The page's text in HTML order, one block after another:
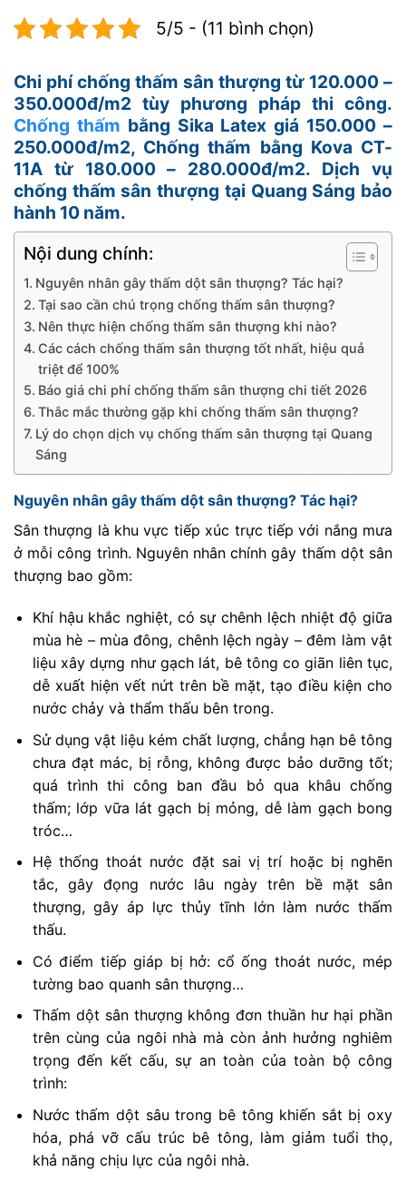
5/5 - (11 bình chọn)
Chi phí chống thấm sân thượng từ 120.000 –
350.000đ/m2 tùy phương pháp thi công.
Chống thấm bằng Sika Latex giá 150.000 –
250.000đ/m2, Chống thấm bằng Kova CT-
11A từ 180.000 – 280.000đ/m2. Dịch vụ
chống thấm sân thượng tại Quang Sáng bảo
hành 10 năm.
Nội dung chính:
Nguyên nhân gây thấm dột sân thượng? Tác hại?
Tại sao cần chú trọng chống thấm sân thượng?
Nên thực hiện chống thấm sân thượng khi nào?
Các cách chống thấm sân thượng tốt nhất, hiệu quả
triệt để 100%
Báo giá chi phí chống thấm sân thượng chi tiết 2026
Thắc mắc thường gặp khi chống thấm sân thượng?
Lý do chọn dịch vụ chống thấm sân thượng tại Quang
Sáng
Nguyên nhân gây thấm dột sân thượng? Tác hại?
Sân thượng là khu vực tiếp xúc trực tiếp với nắng mưa
ở mỗi công trình. Nguyên nhân chính gây thấm dột sân
thượng bao gồm:
Khí hậu khắc nghiệt, có sự chênh lệch nhiệt độ giữa
mùa hè – mùa đông, chênh lệch ngày – đêm làm vật
liệu xây dựng như gạch lát, bê tông co giãn liên tục,
dễ xuất hiện vết nứt trên bề mặt, tạo điều kiện cho
nước chảy và thẩm thấu bên trong.
Sử dụng vật liệu kém chất lượng, chẳng hạn bê tông
chưa đạt mác, bị rỗng, không được bảo dưỡng tốt;
quá trình thi công ban đầu bỏ qua khâu chống
thấm; lớp vữa lát gạch bị mỏng, dễ làm gạch bong
tróc…
Hệ thống thoát nước đặt sai vị trí hoặc bị nghẽn
tắc, gây đọng nước lâu ngày trên bề mặt sân
thượng, gây áp lực thủy tĩnh lớn làm nước thấm
thấu.
Có điểm tiếp giáp bị hở: cổ ống thoát nước, mép
tường bao quanh sân thượng…
Thấm dột sân thượng không đơn thuần hư hại phần
trên cùng của ngôi nhà mà còn ảnh hưởng nghiêm
trọng đến kết cấu, sự an toàn của toàn bộ công
trình:
Nước thấm dột sâu trong bê tông khiến sắt bị oxy
hóa, phá vỡ cấu trúc bê tông, làm giảm tuổi thọ,
khả năng chịu lực của ngôi nhà.